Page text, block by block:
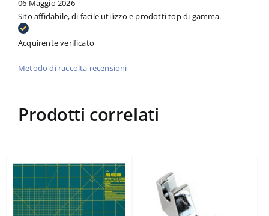
06 Maggio 2026
Sito affidabile, di facile utilizzo e prodotti top di gamma.
Acquirente verificato
Metodo di raccolta recensioni
Prodotti correlati